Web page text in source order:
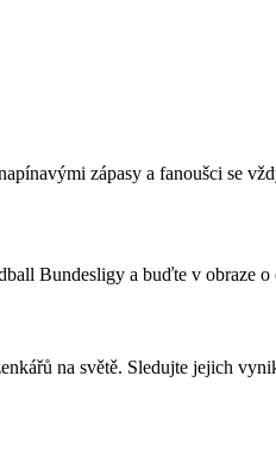
zápasy a fanoušci se
Bundesligy a buďte v obraze
na světě. Sledujte jejich